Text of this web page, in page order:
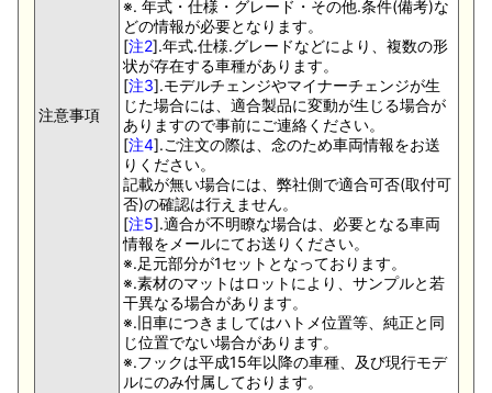
注意事項
※. 年式・仕様・グレード・その他.条件(備考)な
どの情報が必要となります。
[注2].年式.仕様.グレードなどにより、複数の形
状が存在する車種があります。
[注3].モデルチェンジやマイナーチェンジが生
じた場合には、適合製品に変動が生じる場合が
ありますので事前にご連絡ください。
[注4].ご注文の際は、念のため車両情報をお送
りください。
記載が無い場合には、弊社側で適合可否(取付可
否)の確認は行えません。
[注5].適合が不明瞭な場合は、必要となる車両
情報をメールにてお送りください。
※.足元部分が1セットとなっております。
※.素材のマットはロットにより、サンプルと若
干異なる場合があります。
※.旧車につきましてはハトメ位置等、純正と同
じ位置でない場合があります。
※.フックは平成15年以降の車種、及び現行モデ
ルにのみ付属しております。